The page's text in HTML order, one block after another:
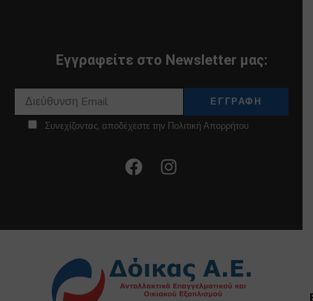
Εγγραφείτε στο Newsletter μας:
Συνεχίζοντας, αποδέχεστε την Πολιτική Απορρήτου